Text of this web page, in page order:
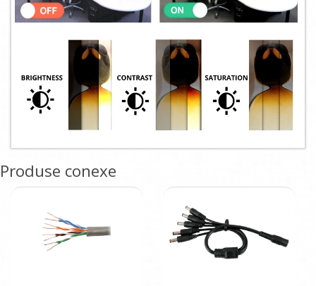
Produse conexe